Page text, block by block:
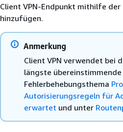
Client VPN-Endpunkt mithilfe der
hinzufügen.
Anmerkung
Client VPN verwendet bei
längste
Fehlerbehebungsthema
Autorisierungsregeln für
erwartet und unter